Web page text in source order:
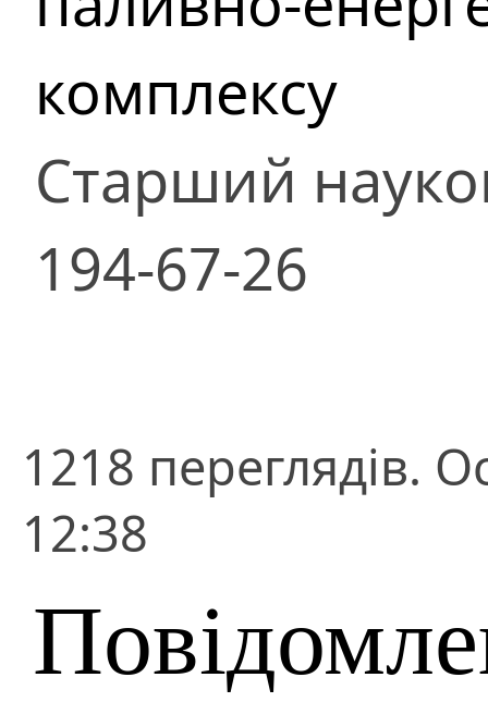
комплексу
Старший
194-67-26
1218 переглядів.
12:38